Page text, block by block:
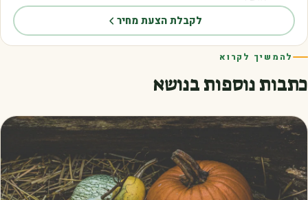
לקבלת הצעת מחיר
להמשיך לקרוא
כתבות נוספות בנושא